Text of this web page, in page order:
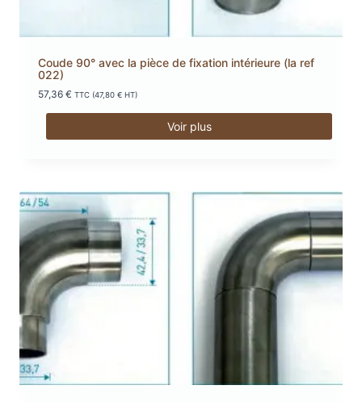
Coude 90° avec la pièce de fixation intérieure (la ref
022)
57,36 € TTC (47,80 € HT)
Voir plus